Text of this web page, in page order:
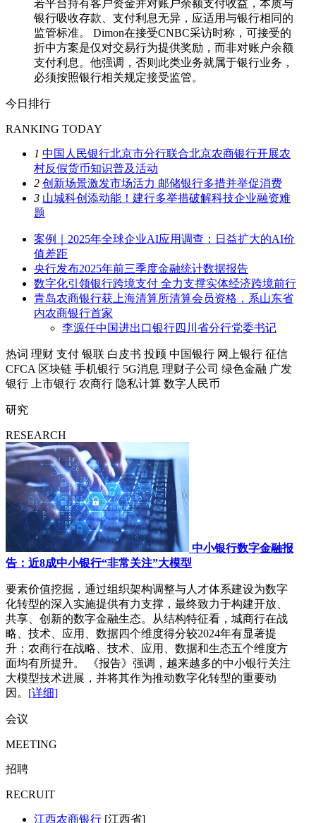
若平台持有客户资金并对账户余额支付收益，本质与
银行吸收存款、支付利息无异，应适用与银行相同的
监管标准。 Dimon在接受CNBC采访时称，可接受的
折中方案是仅对交易行为提供奖励，而非对账户余额
支付利息。他强调，否则此类业务就属于银行业务，
必须按照银行相关规定接受监管。
今日排行
RANKING TODAY
1 中国人民银行北京市分行联合北京农商银行开展农
村反假货币知识普及活动
2 创新场景激发市场活力 邮储银行多措并举促消费
3 山城科创添动能！建行多举措破解科技企业融资难
题
案例｜2025年全球企业AI应用调查：日益扩大的AI价
值差距
央行发布2025年前三季度金融统计数据报告
数字化引领银行跨境支付 全力支撑实体经济跨境前行
青岛农商银行获上海清算所清算会员资格，系山东省
内农商银行首家
李源任中国进出口银行四川省分行党委书记
热词 理财 支付 银联 白皮书 投顾 中国银行 网上银行 征信
CFCA 区块链 手机银行 5G消息 理财子公司 绿色金融 广发
银行
上市银行 农商行 隐私计算 数字人民币
研究
RESEARCH
中小银行数字金融报
告：近8成中小银行“非常关注”大模型
要素价值挖掘，通过组织架构调整与人才体系建设为数字
化转型的深入实施提供有力支撑，最终致力于构建开放、
共享、创新的数字金融生态。从结构特征看，城商行在战
略、技术、应用、数据四个维度得分较2024年有显著提
升；农商行在战略、技术、应用、数据和生态五个维度方
面均有所提升。 《报告》强调，越来越多的中小银行关注
大模型技术进展，并将其作为推动数字化转型的重要动
因。 [详细]
会议
MEETING
招聘
RECRUIT
江西农商银行 [江西省]